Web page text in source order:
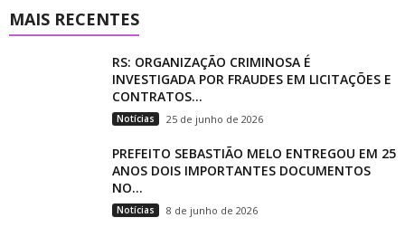
MAIS RECENTES
RS: ORGANIZAÇÃO CRIMINOSA É
INVESTIGADA POR FRAUDES EM LICITAÇÕES E
CONTRATOS...
Notícias 25 de junho de 2026
PREFEITO SEBASTIÃO MELO ENTREGOU EM 25
ANOS DOIS IMPORTANTES DOCUMENTOS
NO...
Notícias 8 de junho de 2026